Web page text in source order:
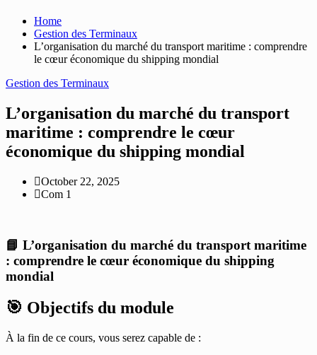
Home
Gestion des Terminaux
L’organisation du marché du transport maritime : comprendre
le cœur économique du shipping mondial
Gestion des Terminaux
L’organisation du marché du transport
maritime : comprendre le cœur
économique du shipping mondial
October 22, 2025
Com 1
📘 L’organisation du marché du transport maritime
: comprendre le cœur économique du shipping
mondial
🎯 Objectifs du module
À la fin de ce cours, vous serez capable de :